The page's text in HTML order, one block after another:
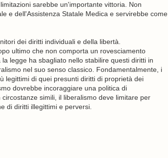
sarebbe un'importante vittoria. Non
e dell'Assistenza Statale Medica e servirebbe come
dei diritti individuali e della libertà.
ultimo che non comporta un rovesciamento
legge ha sbagliato nello stabilire questi diritti in
nel suo senso classico. Fondamentalmente, i
legittimi di quei presunti diritti di proprietà dei
dovrebbe incoraggiare una politica di
simili, il liberalismo deve limitare per
di diritti illegittimi e perversi.